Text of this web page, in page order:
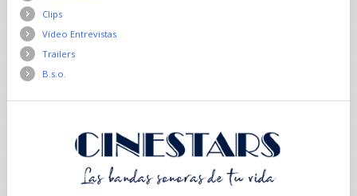
Clips
Vídeo Entrevistas
Trailers
B.s.o.